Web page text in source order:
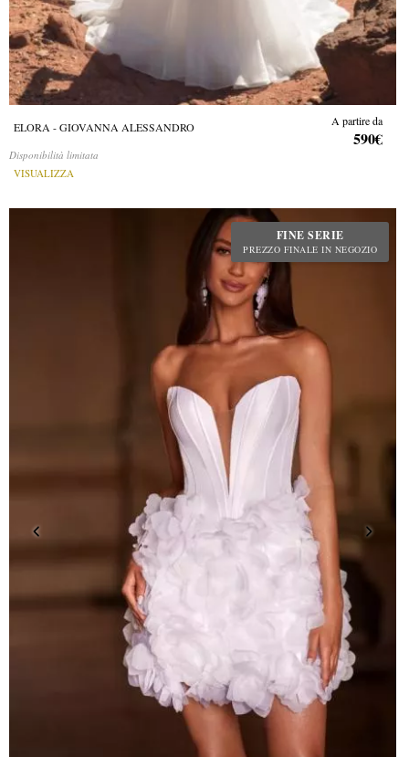
ELORA - GIOVANNA ALESSANDRO
Disponibilità limitata
VISUALIZZA
A partire da
590€
FINE SERIE
PREZZO FINALE IN NEGOZIO